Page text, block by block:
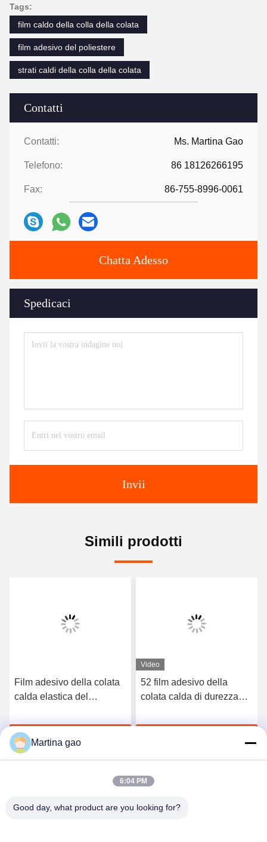
Contatti
Contatti: Ms. Martina Gao
Telefono: 86 18126266195
Fax: 86-755-8996-0061
Chatta Adesso
Spedicaci
Invii
Tags:
film caldo della colla della colata
film adesivo del poliestere
strati caldi della colla della colata
Simili prodotti
Film adesivo della colata
calda elastica del
qualità
Chatta Adesso
Video
52 film adesivo della
colata calda di durezza
biancheria intima senza
Martina gao
6:04 PM
Good day, what product are you looking for?